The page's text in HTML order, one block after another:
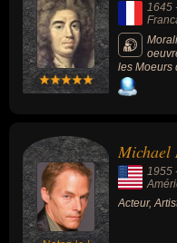
1645
les Moeurs
d’un
compose
lequel les
haute voix,
statut de
rhétorique
Michael
1955
Acteur,